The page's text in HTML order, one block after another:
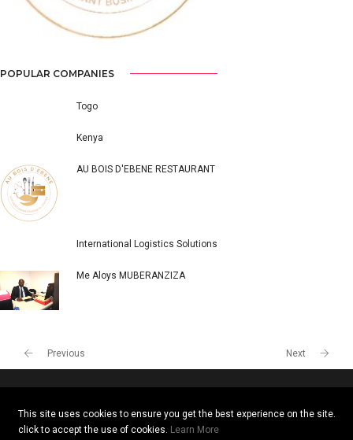
Previous
POPULAR COMPANIES
Togo
Kenya
Me Aloys MUBERANZIZA
This site uses cookies to ensure you get the best experience on the site.
click to accept the use of cookies. Learn More